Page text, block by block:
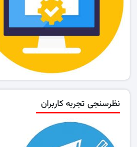
نظرسنجی تجربه کاربران